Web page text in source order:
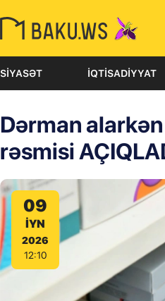
SIYASƏT İQTISADIYYAT
Dərman
rəsmisi
09
IYN
2026
12:10